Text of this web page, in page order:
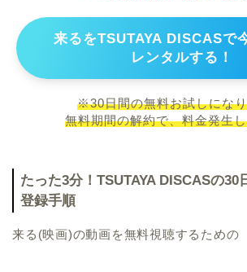
来るをTSUTAYA DISCASで
レンタルする！
※30日間の無料お試しにな
無料期間の解約で、料金発生
たった3分！TSUTAYA DISCASの30
登録手順
来る(映画)の動画を無料視聴するための